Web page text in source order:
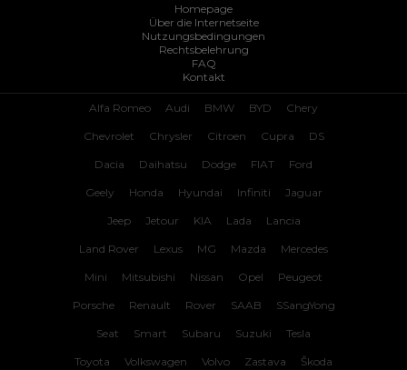
Homepage
Über die Internetseite
Nutzungsbedingungen
Rechtsbelehrung
FAQ
Kontakt
Alfa Romeo Audi BMW BYD Chery
Chevrolet Chrysler Citroen Cupra DS
Dacia Daihatsu Dodge FIAT Ford
Geely Honda Hyundai Infiniti Jaguar
Jeep Jetour KIA Lada Lancia
Land Rover Lexus MG Mazda Mercedes
Mini Mitsubishi Nissan Opel Peugeot
Porsche Renault Rover SAAB SSangYong
Seat Smart Subaru Suzuki Tesla
Toyota Volkswagen Volvo Zastava Škoda